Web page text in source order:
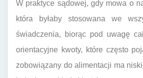
W praktyce sądowej, gdy mowa o
która byłaby stosowana we
świadczenia, biorąc pod uwagę
orientacyjne kwoty, które często
zobowiązany do alimentacji ma